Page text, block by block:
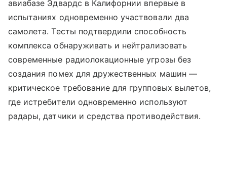
авиабазе Эдвардс в Калифорнии впервые в
испытаниях одновременно участвовали два
самолета. Тесты подтвердили способность
комплекса обнаруживать и нейтрализовать
современные радиолокационные угрозы без
создания помех для дружественных машин —
критическое требование для групповых вылетов,
где истребители одновременно используют
радары, датчики и средства противодействия.